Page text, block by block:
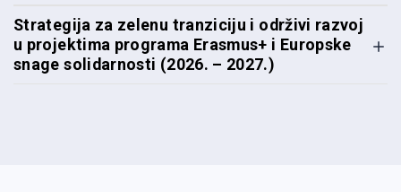
Strategija za zelenu tranziciju i održivi razvoj
u projektima programa Erasmus+ i Europske
snage solidarnosti (2026. – 2027.)